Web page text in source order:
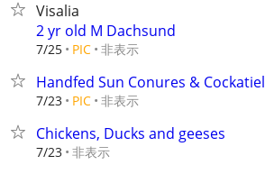
Visalia
2 yr old M Dachsund
7/25 PIC 非表示
Handfed Sun Conures & Cockatiel
7/23 PIC 非表示
Chickens, Ducks and geeses
7/23 非表示